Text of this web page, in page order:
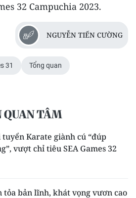
32 Campuchia 2023.
NGUYỄN TIẾN CƯỜNG
31 Tổng quan
QUAN TÂM
Karate giành cú “đúp
vượt chỉ tiêu SEA Games 32
tỏa bản lĩnh, khát vọng vươn cao